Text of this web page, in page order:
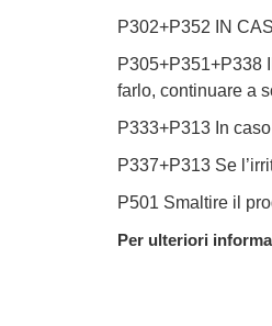
P302+P352 IN
P305+P351+P338
farlo, continuare a
P333+P313 In
P337+P313 Se
P501 Smaltire il
Per ulteriori